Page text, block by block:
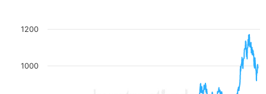
The chart has 1 Y axis displaying EUR. Data ranges from
1000
1200